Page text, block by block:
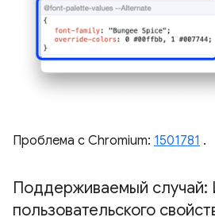
Проблема с Chromium: 1501781 .
Поддерживаемый случай:
пользовательского